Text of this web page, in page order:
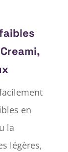
en
la
légères,